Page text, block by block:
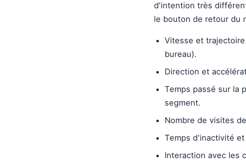
d'intention très
le bouton de retour du
Vitesse et
bureau).
Direction et
Temps passé sur la
segment.
Nombre de visites
Temps d'inactivité
Interaction avec les